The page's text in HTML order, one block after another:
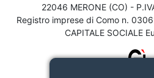
22046 MERONE (CO) -
Registro imprese di Como n.
CAPITALE SOCIALE